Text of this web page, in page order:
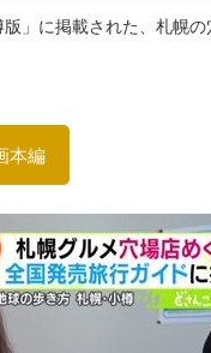
」に掲載された、札幌の
本編